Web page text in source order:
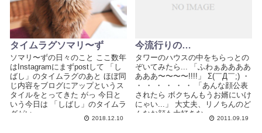
タイムラグソマリ〜ず
ソマリ〜ずの日々のこと ここ数年
はInstagramにまずpostして 「し
ばし」のタイムラグのあと ほぼ同
じ内容をブログにアップというス
タイルをとってきた がっ 今日と
いう今日は 「しばし」のタイムラ
グがい...
2018.12.10
今流行りの…
タワーのハウスの中をちらっとの
ぞいてみたら... 「ふわぁああああ
あああ〜〜〜〜!!!!」 Σ(￣Д￣;) ・
・ ・ ・ ・ ・ ・ 「あんな顔公表
されたら ボクちんもうお婿にいけ
にゃい...」 大丈夫、リノちんのど
んなお顔も大好きな...
2011.09.19